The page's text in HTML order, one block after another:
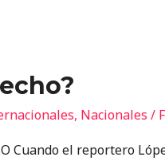
, Nacionales /
Cuando el reportero